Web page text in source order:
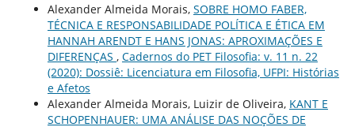
Alexander Almeida Morais, SOBRE HOMO FABER,
TÉCNICA E RESPONSABILIDADE POLÍTICA E ÉTICA EM
HANNAH ARENDT E HANS JONAS: APROXIMAÇÕES E
DIFERENÇAS , Cadernos do PET Filosofia: v. 11 n. 22
(2020): Dossiê: Licenciatura em Filosofia, UFPI: Histórias
e Afetos
Alexander Almeida Morais, Luizir de Oliveira, KANT E
SCHOPENHAUER: UMA ANÁLISE DAS NOÇÕES DE